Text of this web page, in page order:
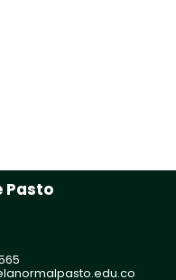
Pasto